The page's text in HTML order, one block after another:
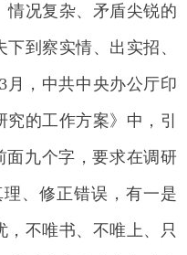
情况复杂、矛盾尖锐的
到察实情、出实招、
月，中共中央办公厅印
的工作方案》中，引
面九个字，要求在调研
、修正错误，有一是
不唯书、不唯上、只